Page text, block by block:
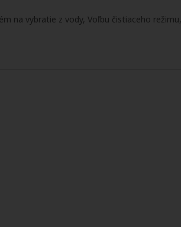
na vybratie z vody, Voľbu čistiaceho režimu,